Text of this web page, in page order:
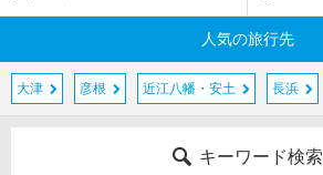
人気の旅行先
大津 彦根 近江八幡・安土 長浜
キーワード検索